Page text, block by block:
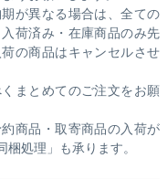
が異なる場合は、全ての
荷済み・在庫商品のみ先
の商品はキャンセルさせ
まとめてのご注文をお願
商品・取寄商品の入荷が
処理」も承ります。